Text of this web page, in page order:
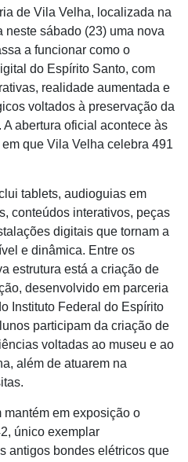
de Vila Velha, localizada na
neste sábado (23) uma nova
a funcionar como o
do Espírito Santo, com
realidade aumentada e
voltados à preservação da
A abertura oficial acontece às
que Vila Velha celebra 491
tablets, audioguias em
conteúdos interativos, peças
digitais que tornam a
e dinâmica. Entre os
estrutura está a criação de
desenvolvido em parceria
Instituto Federal do Espírito
participam da criação de
voltadas ao museu e ao
além de atuarem na
mantém em exposição o
único exemplar
antigos bondes elétricos que